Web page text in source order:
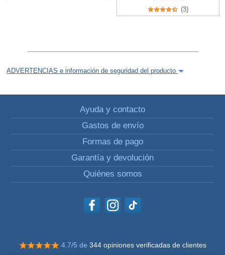
(3)
ADVERTENCIAS e información de seguridad del producto
Ayuda y contacto
Gastos de envío
Formas de pago
Garantía y devolución
Quiénes somos
4.7/5 de 344 opiniones verificadas de clientes